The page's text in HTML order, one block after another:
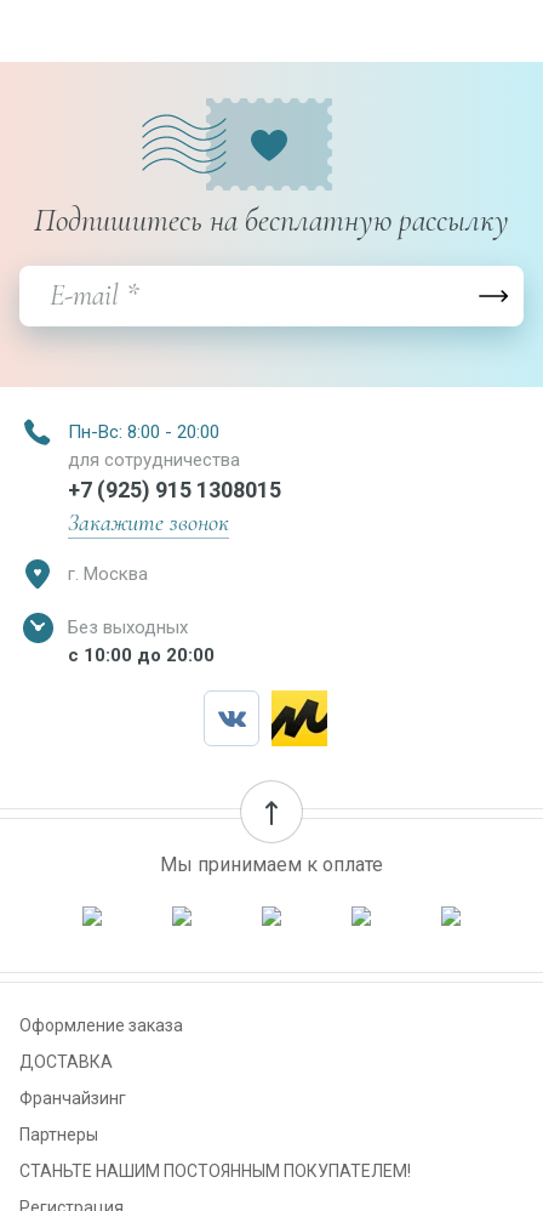
Подпишитесь на бесплатную рассылку
Пн-Вс: 8:00 - 20:00
для сотрудничества
+7 (925) 915 1308015
Закажите звонок
г. Москва
Без выходных
с 10:00 до 20:00
Мы принимаем к оплате
Оформление заказа
ДОСТАВКА
Франчайзинг
Партнеры
СТАНЬТЕ НАШИМ ПОСТОЯННЫМ ПОКУПАТЕЛЕМ!